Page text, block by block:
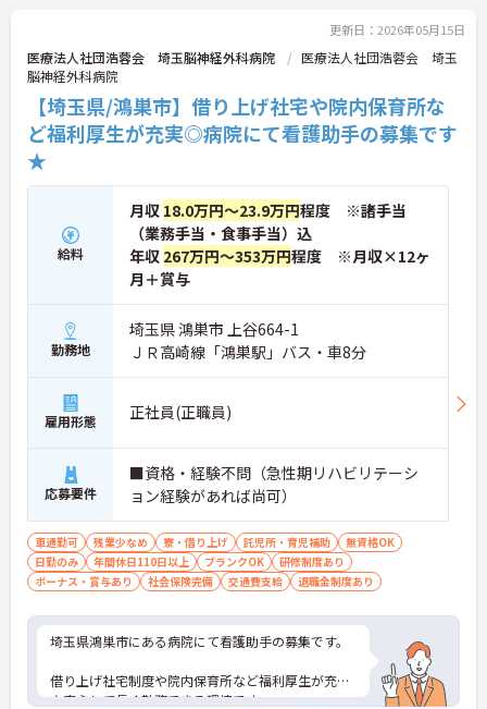
更新日：2026年05月15日
医療法人社団浩蓉会 埼玉脳神経外科病院
医療法人社団浩蓉会 埼玉
脳神経外科病院
【埼玉県/鴻巣市】借り上げ社宅や院内保育所な
ど福利厚生が充実◎病院にて看護助手の募集です
★
給料
月収 18.0万円～23.9万円程度 ※諸手当
（業務手当・食事手当）込
年収 267万円～353万円程度 ※月収×12ヶ
月＋賞与
勤務地
埼玉県 鴻巣市 上谷664-1
ＪＲ高崎線「鴻巣駅」バス・車8分
雇用形態 正社員(正職員)
応募要件
■資格・経験不問（急性期リハビリテーシ
ョン経験があれば尚可）
車通勤可 残業少なめ 寮・借り上げ 託児所・育児補助
無資格OK
日勤のみ
年間休日110日以上 ブランクOK
研修制度あり
ボーナス・賞与あり
社会保険完備 交通費支給 退職金制度あり
埼玉県鴻巣市にある病院にて看護助手の募集です。
借り上げ社宅制度や院内保育所など福利厚生が充実
♪安心して長く勤務できる環境です。